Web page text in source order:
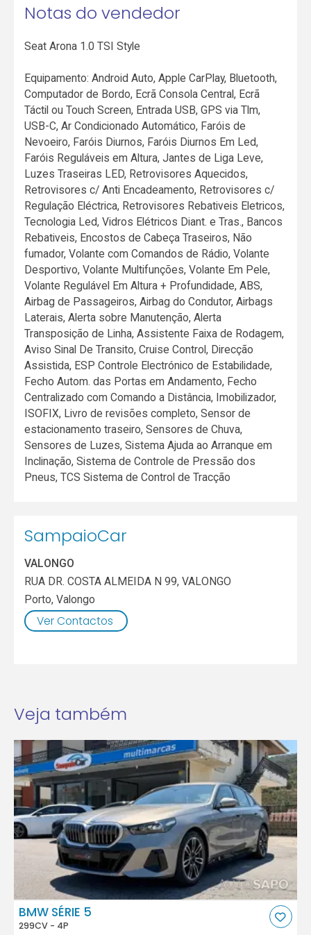
Notas do vendedor
Seat Arona 1.0 TSI Style
Equipamento: Android Auto, Apple CarPlay, Bluetooth,
Computador de Bordo, Ecrã Consola Central, Ecrã
Táctil ou Touch Screen, Entrada USB, GPS via Tlm,
USB-C, Ar Condicionado Automático, Faróis de
Nevoeiro, Faróis Diurnos, Faróis Diurnos Em Led,
Faróis Reguláveis em Altura, Jantes de Liga Leve,
Luzes Traseiras LED, Retrovisores Aquecidos,
Retrovisores c/ Anti Encadeamento, Retrovisores c/
Regulação Eléctrica, Retrovisores Rebativeis Eletricos,
Tecnologia Led, Vidros Elétricos Diant. e Tras., Bancos
Rebativeis, Encostos de Cabeça Traseiros, Não
fumador, Volante com Comandos de Rádio, Volante
Desportivo, Volante Multifunções, Volante Em Pele,
Volante Regulável Em Altura + Profundidade, ABS,
Airbag de Passageiros, Airbag do Condutor, Airbags
Laterais, Alerta sobre Manutenção, Alerta
Transposição de Linha, Assistente Faixa de Rodagem,
Aviso Sinal De Transito, Cruise Control, Direcção
Assistida, ESP Controle Electrónico de Estabilidade,
Fecho Autom. das Portas em Andamento, Fecho
Centralizado com Comando a Distância, Imobilizador,
ISOFIX, Livro de revisões completo, Sensor de
estacionamento traseiro, Sensores de Chuva,
Sensores de Luzes, Sistema Ajuda ao Arranque em
Inclinação, Sistema de Controle de Pressão dos
Pneus, TCS Sistema de Control de Tracção
SampaioCar
VALONGO
RUA DR. COSTA ALMEIDA N 99, VALONGO
Porto,Valongo
Ver Contactos
Veja também
BMW SÉRIE 5
299CV - 4P